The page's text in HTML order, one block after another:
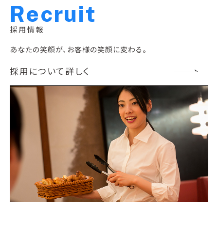
Recruit
採用情報
あなたの笑顔が、お客様の笑顔に変わる。
採用について詳しく